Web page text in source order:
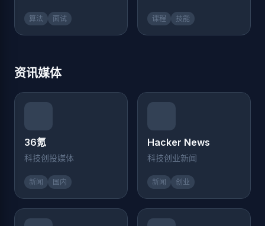
算法 面试 课程 技能
资讯媒体
36氪
科技创投媒体
新闻 国内
Hacker News
科技创业新闻
新闻 创业